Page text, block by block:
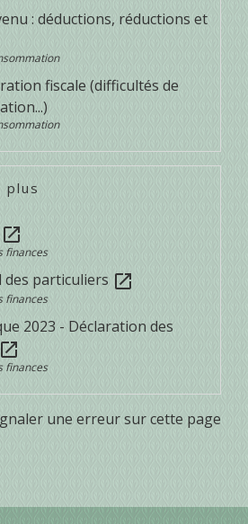
: déductions, réductions et
fiscale (difficultés de
plus
open_in_new
finances
des particuliers open_in_new
finances
2023 - Déclaration des
open_in_new
finances
une erreur sur cette page